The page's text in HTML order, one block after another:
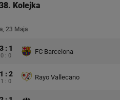
Kolejka
23 Maja
3 : 1
0 : 0
FC Barcelona
1 : 2
1 : 0
Rayo Vallecano